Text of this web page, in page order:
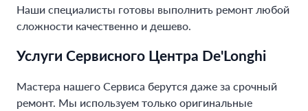
Наши специалисты готовы выполнить ремонт любой
сложности качественно и дешево.
Услуги Сервисного Центра De'Longhi
Мастера нашего Сервиса берутся даже за срочный
ремонт. Мы используем только оригинальные